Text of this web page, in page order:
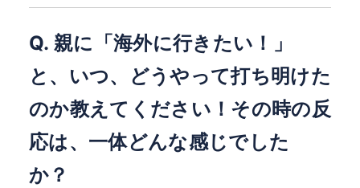
Q. 親に「海外に行きたい！」
と、いつ、どうやって打ち明けた
のか教えてください！その時の反
応は、一体どんな感じでした
か？